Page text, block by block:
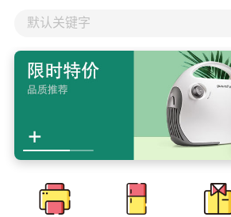
默认关键字